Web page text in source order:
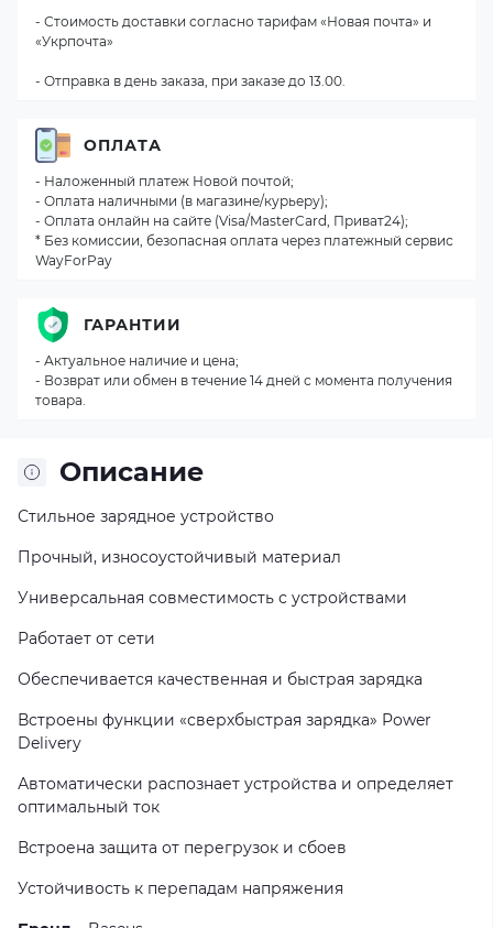
Описание
Стильное зарядное устройство
Прочный, износоустойчивый материал
Универсальная совместимость с устройствами
Работает от сети
Обеспечивается качественная и быстрая зарядка
Встроены функции «сверхбыстрая зарядка» Power
Delivery
Автоматически распознает устройства и определяет
оптимальный ток
Встроена защита от перегрузок и сбоев
Устойчивость к перепадам напряжения
- Стоимость доставки согласно тарифам «Новая почта» и
«Укрпочта»
- Отправка в день заказа, при заказе до 13.00.
ОПЛАТА
- Наложенный платеж Новой почтой;
- Оплата наличными (в магазине/курьеру);
- Оплата онлайн на сайте (Visa/MasterCard, Приват24);
* Без комиссии, безопасная оплата через платежный сервис
WayForPay
ГАРАНТИИ
- Актуальное наличие и цена;
- Возврат или обмен в течение 14 дней с момента получения
товара.